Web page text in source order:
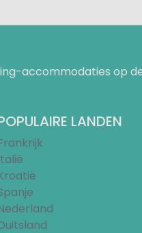
accommodaties op
LANDEN